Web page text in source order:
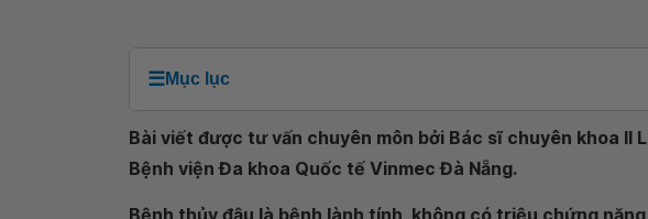
☰Mục lục
Bài viết được tư vấn chuyên môn bởi Bác sĩ chuyên khoa II
Bệnh viện Đa khoa Quốc tế Vinmec Đà Nẵng.
Bệnh thủy đậu là bệnh lành tính, không có triệu chứng